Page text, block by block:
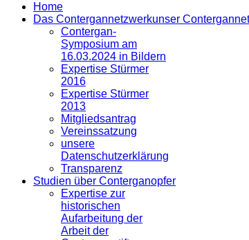
Home
Das Contergannetzwerkunser
Contergan-
Symposium am
16.03.2024 in Bildern
Expertise Stürmer
2016
Expertise Stürmer
2013
Mitgliedsantrag
Vereinssatzung
unsere
Datenschutzerklärung
Transparenz
Studien über Conterganopfer
Expertise zur
historischen
Aufarbeitung der
Arbeit der